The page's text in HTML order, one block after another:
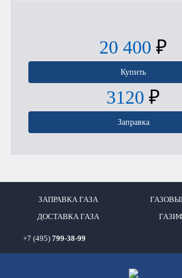
20 400 ₽
Купить
3120 ₽
Заправка
ЗАПРАВКА ГАЗА
ДОСТАВКА ГАЗА
+7 (495) 799-38-99